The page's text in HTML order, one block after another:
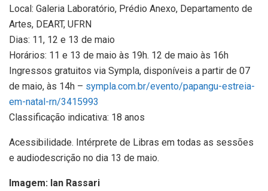
Local: Galeria Laboratório, Prédio Anexo, Departamento de
Artes, DEART, UFRN
Dias: 11, 12 e 13 de maio
Horários: 11 e 13 de maio às 19h. 12 de maio às 16h
Ingressos gratuitos via Sympla, disponíveis a partir de 07
de maio, às 14h – sympla.com.br/evento/papangu-estreia-
em-natal-rn/3415993
Classificação indicativa: 18 anos
Acessibilidade. Intérprete de Libras em todas as sessões
e audiodescrição no dia 13 de maio.
Imagem: Ian Rassari